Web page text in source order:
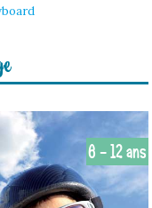
6 - 12 ans